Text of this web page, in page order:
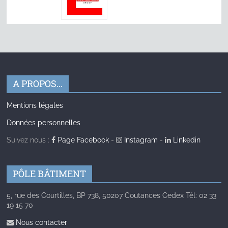
A PROPOS…
Mentions légales
Données personnelles
Suivez nous : Page Facebook - Instagram - Linkedin
PÔLE BÂTIMENT
5, rue des Courtilles, BP 738, 50207 Coutances Cedex Tél: 02 33
19 15 70
Nous contacter